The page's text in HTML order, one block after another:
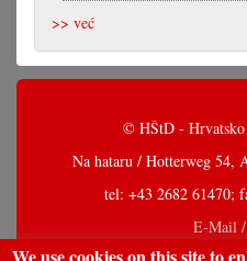
>> već
© HŠtD - Hrvatsko
Na hataru / Hotterweg 54,
tel: +43 2682 61470;
E-Mail